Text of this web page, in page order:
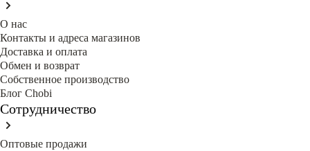
О нас
Контакты и адреса магазинов
Доставка и оплата
Обмен и возврат
Собственное производство
Блог Сhobi
Сотрудничество
Оптовые продажи